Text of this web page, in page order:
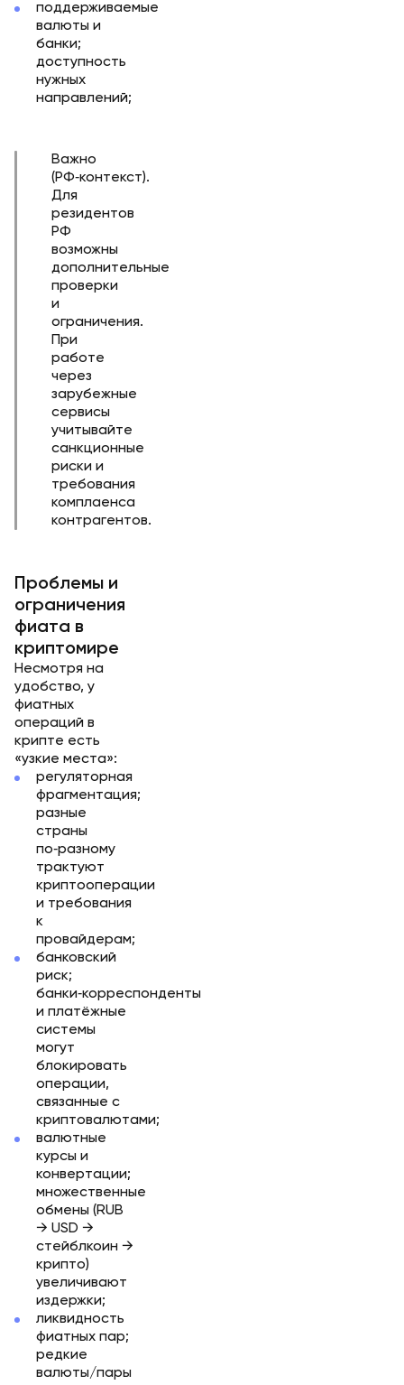
поддерживаемые
валюты и
банки;
доступность
нужных
направлений;
Важно
(РФ‑контекст).
Для
резидентов
РФ
возможны
дополнительные
проверки
и
ограничения.
При
работе
через
зарубежные
сервисы
учитывайте
санкционные
риски и
требования
комплаенса
контрагентов.
Проблемы и
ограничения
фиата в
криптомире
Несмотря на
удобство, у
фиатных
операций в
крипте есть
«узкие места»:
регуляторная
фрагментация;
разные
страны
по‑разному
трактуют
криптооперации
и требования
к
провайдерам;
банковский
риск;
банки‑корреспонденты
и платёжные
системы
могут
блокировать
операции,
связанные с
криптовалютами;
валютные
курсы и
конвертации;
множественные
обмены (RUB
→ USD →
стейблкоин →
крипто)
увеличивают
издержки;
ликвидность
фиатных пар;
редкие
валюты/пары